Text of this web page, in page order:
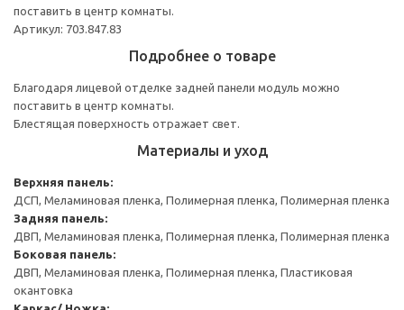
поставить в центр комнаты.
Артикул: 703.847.83
Подробнее о товаре
Благодаря лицевой отделке задней панели модуль можно
поставить в центр комнаты.
Блестящая поверхность отражает свет.
Материалы и уход
Верхняя панель:
ДСП, Меламиновая пленка, Полимерная пленка, Полимерная пленка
Задняя панель:
ДВП, Меламиновая пленка, Полимерная пленка, Полимерная пленка
Боковая панель:
ДВП, Меламиновая пленка, Полимерная пленка, Пластиковая
окантовка